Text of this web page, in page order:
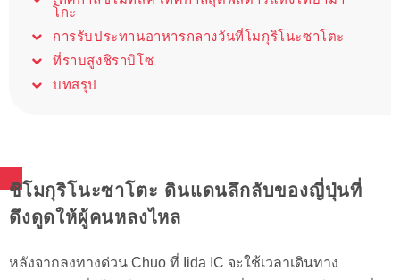
โกะ
การรับประทานอาหารกลางวันที่โมกุริโนะซาโตะ
ที่ราบสูงชิราบิโซ
บทสรุป
ชิโมกุริโนะซาโตะ ดินแดนลึกลับของญี่ปุ่นที่
ดึงดูดให้ผู้คนหลงไหล
หลังจากลงทางด่วน Chuo ที่ Iida IC จะใช้เวลาเดินทาง